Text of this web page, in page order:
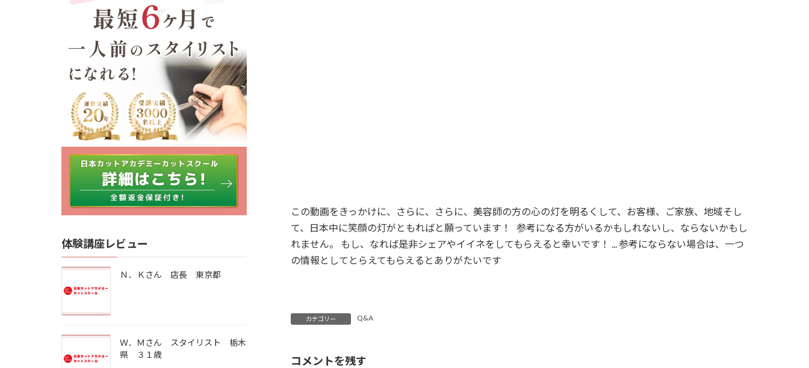
この動画をきっかけに、さらに、さらに、美容師の方の心の灯を明るくして、お客様、ご家族、地域そし
て、日本中に笑顔の灯がともればと願っています！ 参考になる方がいるかもしれないし、ならないかもし
れません。 もし、なれば是非シェアやイイネをしてもらえると幸いです！ ... 参考にならない場合は、一つ
の情報としてとらえてもらえるとありがたいです
カテゴリー Q&A
コメントを残す
体験講座レビュー
Ｎ．Ｋさん 店長 東京都
Ｗ．Ｍさん スタイリスト 栃木
県 ３１歳